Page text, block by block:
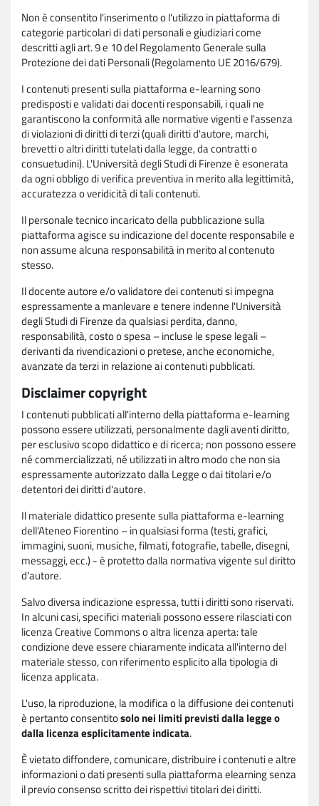
Non è consentito l'inserimento o l'utilizzo in piattaforma di
categorie particolari di dati personali e giudiziari come
descritti agli art. 9 e 10 del Regolamento Generale sulla
Protezione dei dati Personali (Regolamento UE 2016/679).
I contenuti presenti sulla piattaforma e-learning sono
predisposti e validati dai docenti responsabili, i quali ne
garantiscono la conformità alle normative vigenti e l'assenza
di violazioni di diritti di terzi (quali diritti d'autore, marchi,
brevetti o altri diritti tutelati dalla legge, da contratti o
consuetudini). L'Università degli Studi di Firenze è esonerata
da ogni obbligo di verifica preventiva in merito alla legittimità,
accuratezza o veridicità di tali contenuti.
Il personale tecnico incaricato della pubblicazione sulla
piattaforma agisce su indicazione del docente responsabile e
non assume alcuna responsabilità in merito al contenuto
stesso.
Il docente autore e/o validatore dei contenuti si impegna
espressamente a manlevare e tenere indenne l'Università
degli Studi di Firenze da qualsiasi perdita, danno,
responsabilità, costo o spesa – incluse le spese legali –
derivanti da rivendicazioni o pretese, anche economiche,
avanzate da terzi in relazione ai contenuti pubblicati.
Disclaimer copyright
I contenuti pubblicati all'interno della piattaforma e-learning
possono essere utilizzati, personalmente dagli aventi diritto,
per esclusivo scopo didattico e di ricerca; non possono essere
né commercializzati, né utilizzati in altro modo che non sia
espressamente autorizzato dalla Legge o dai titolari e/o
detentori dei diritti d'autore.
Il materiale didattico presente sulla piattaforma e-learning
dell'Ateneo Fiorentino – in qualsiasi forma (testi, grafici,
immagini, suoni, musiche, filmati, fotografie, tabelle, disegni,
messaggi, ecc.) - è protetto dalla normativa vigente sul diritto
d'autore.
Salvo diversa indicazione espressa, tutti i diritti sono riservati.
In alcuni casi, specifici materiali possono essere rilasciati con
licenza Creative Commons o altra licenza aperta: tale
condizione deve essere chiaramente indicata all'interno del
materiale stesso, con riferimento esplicito alla tipologia di
licenza applicata.
L'uso, la riproduzione, la modifica o la diffusione dei contenuti
è pertanto consentitosolo nei limiti previsti dalla legge o
dalla licenza esplicitamente indicata.
È vietato diffondere, comunicare, distribuire i contenuti e altre
informazioni o dati presenti sulla piattaforma elearning senza
il previo consenso scritto dei rispettivi titolari dei diritti.